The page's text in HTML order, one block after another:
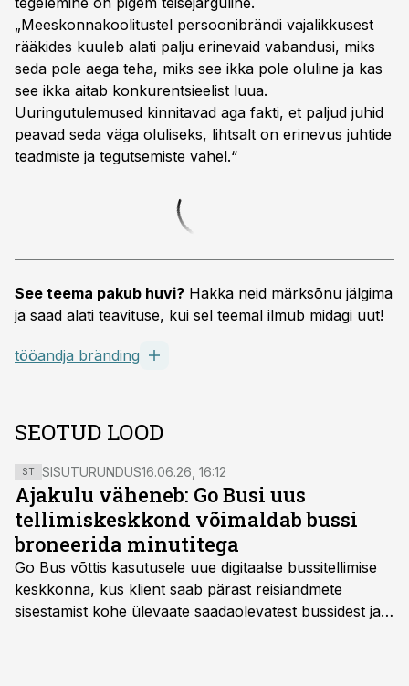
„Meeskonnakoolitustel persoonibrändi vajalikkusest
rääkides kuuleb alati palju erinevaid vabandusi, miks
seda pole aega teha, miks see ikka pole oluline ja kas
see ikka aitab konkurentsieelist luua.
Uuringutulemused kinnitavad aga fakti, et paljud juhid
peavad seda väga oluliseks, lihtsalt on erinevus juhtide
teadmiste ja tegutsemiste vahel.“
See teema pakub huvi? Hakka neid märksõnu jälgima
ja saad alati teavituse, kui sel teemal ilmub midagi uut!
tööandja bränding
SEOTUD LOOD
ST SISUTURUNDUS16.06.26, 16:12
Ajakulu väheneb: Go Busi uus
tellimiskeskkond võimaldab bussi
broneerida minutitega
Go Bus võttis kasutusele uue digitaalse bussitellimise
keskkonna, kus klient saab pärast reisiandmete
sisestamist kohe ülevaate saadaolevatest bussidest ja